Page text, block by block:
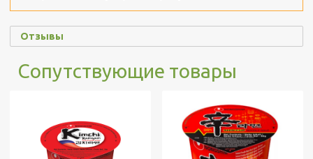
Отзывы
Сопутствующие товары